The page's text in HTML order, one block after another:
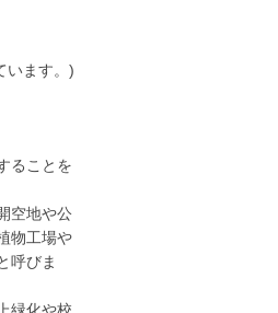
います。)
ることを
空地や公
物工場や
呼びま